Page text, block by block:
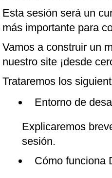
Esta sesión será un
más importante para
Vamos a construir un
nuestro site ¡desde
Trataremos los
Entorno de
Explicaremos
sesión.
Cómo funciona